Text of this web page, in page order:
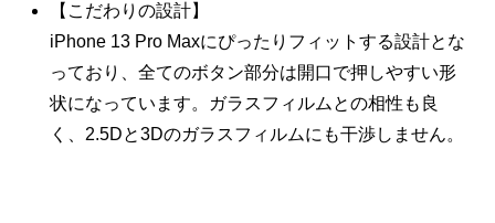
【こだわりの設計】
iPhone 13 Pro Maxにぴったりフィットする設計とな
っており、全てのボタン部分は開口で押しやすい形
状になっています。ガラスフィルムとの相性も良
く、2.5Dと3Dのガラスフィルムにも干渉しません。